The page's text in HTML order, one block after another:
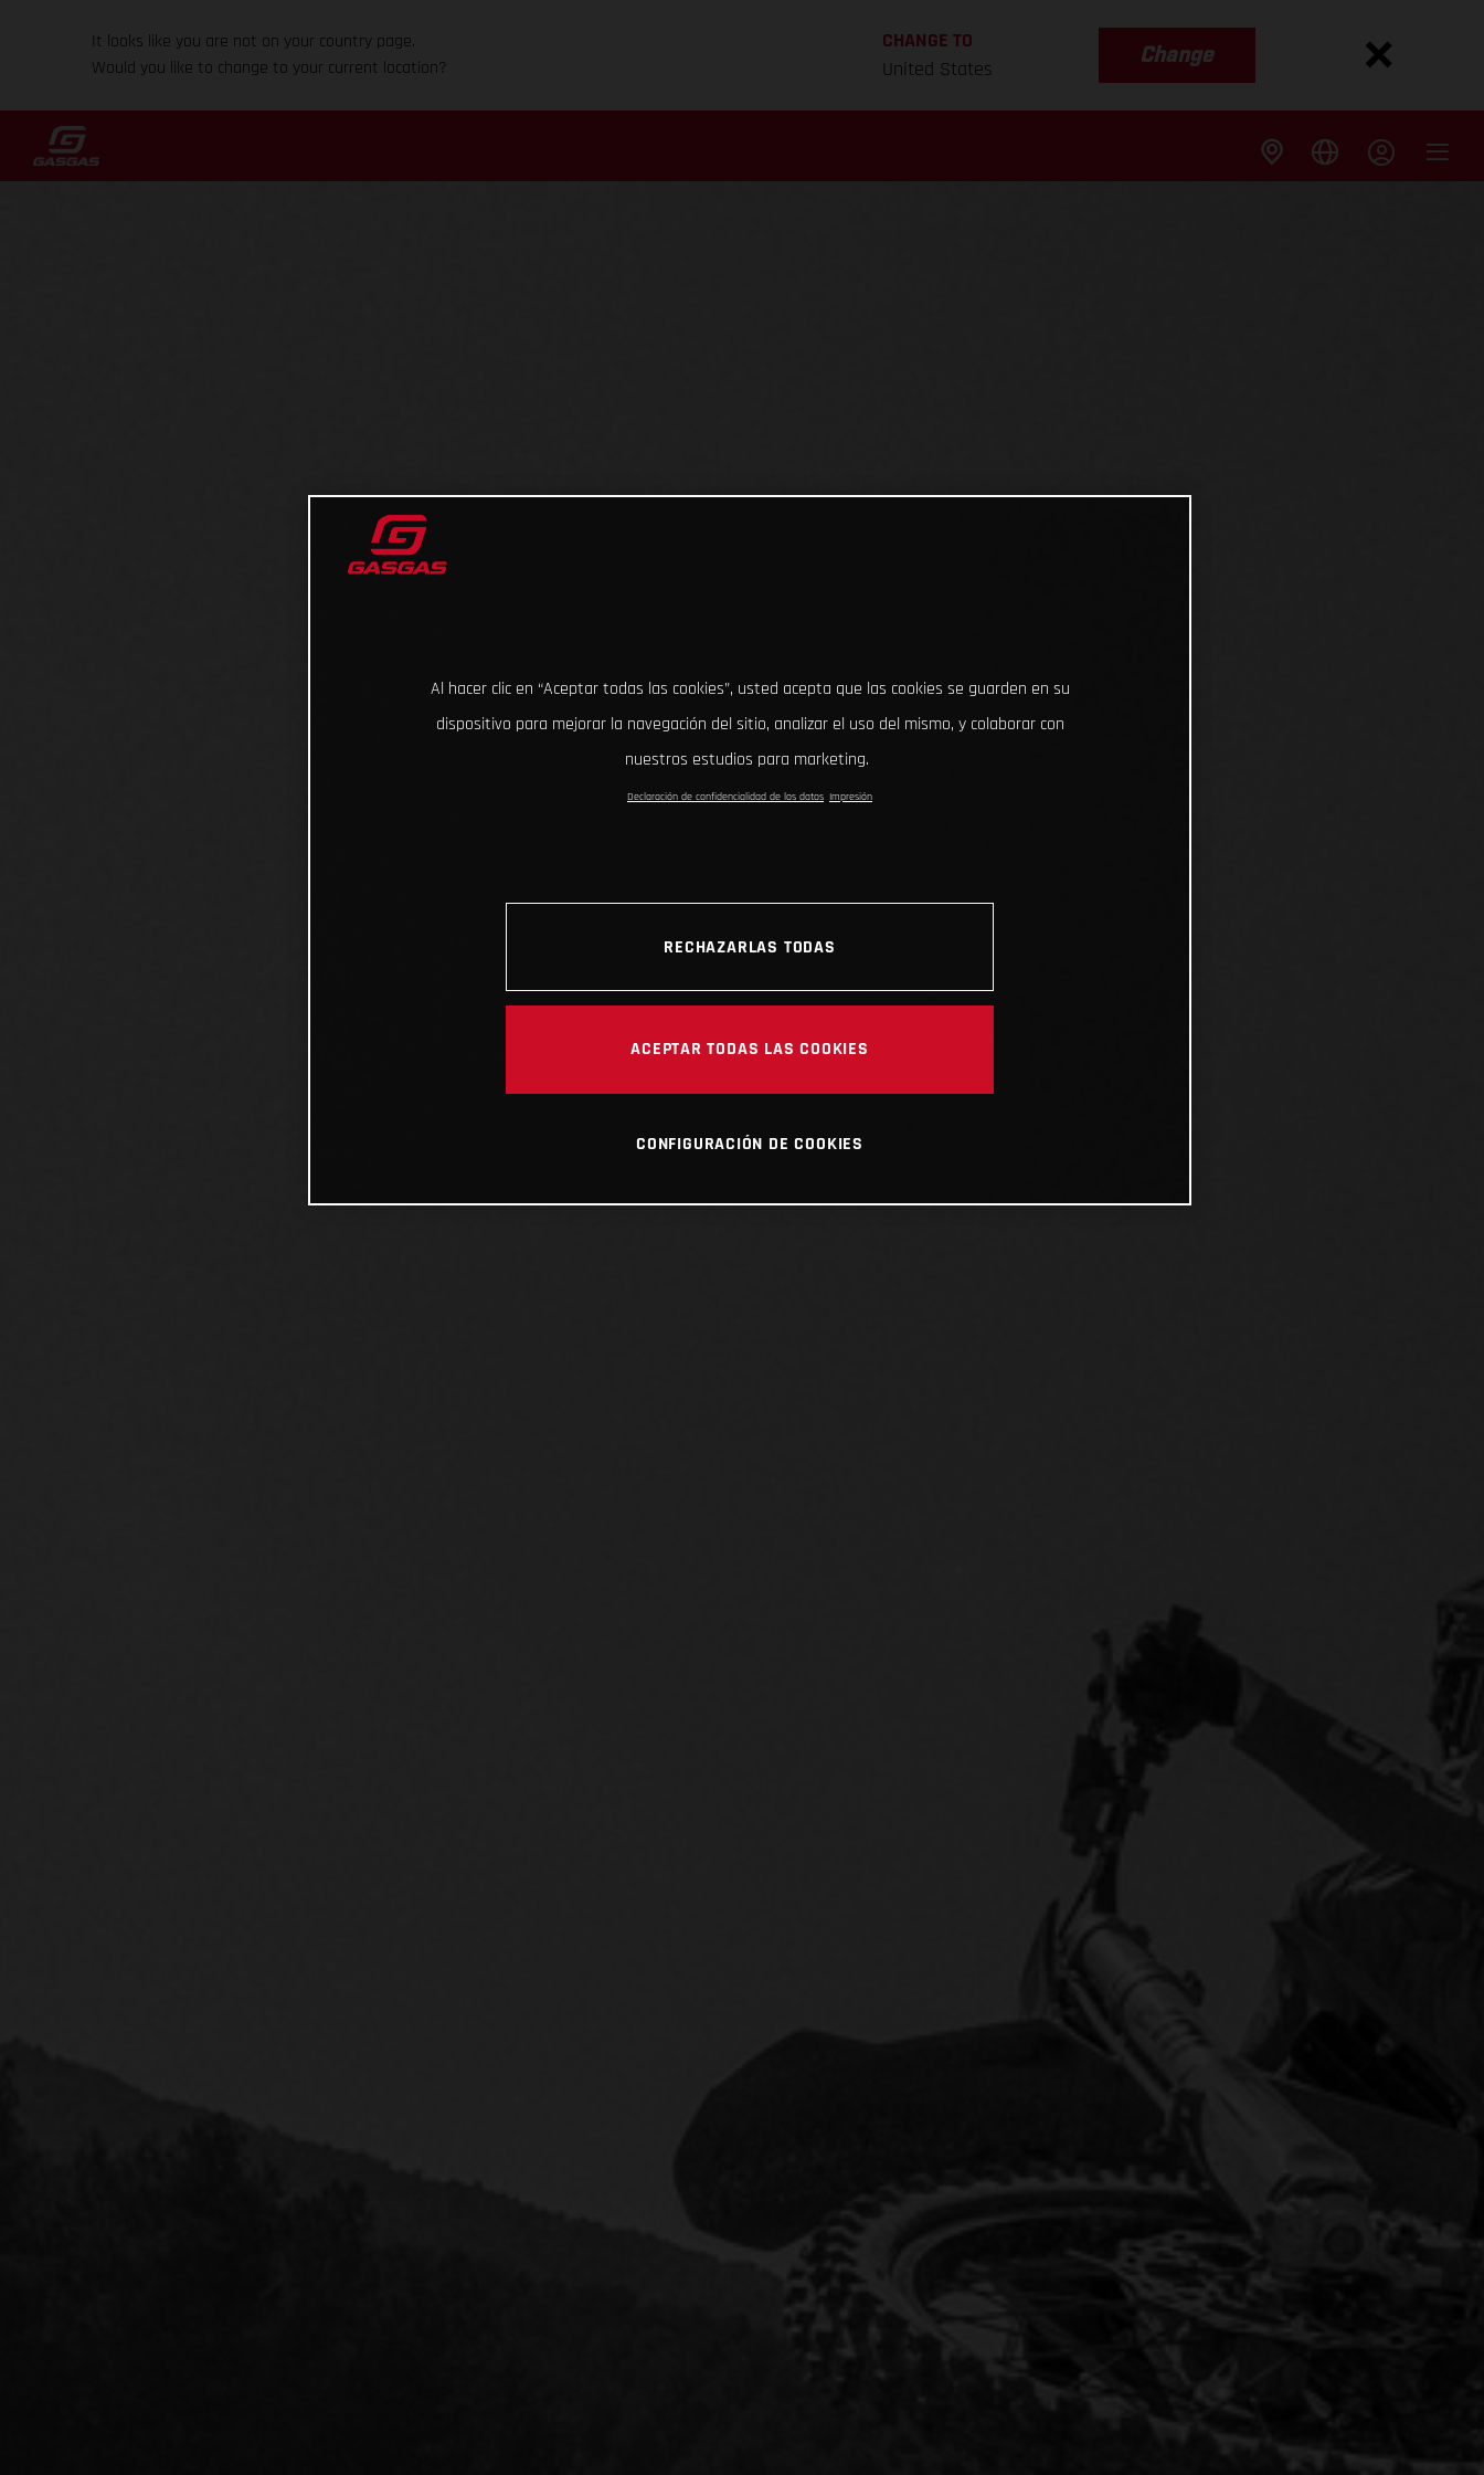
It looks like you are not on your country page.
Would you like to change to your current location?
CHANGE TO
United States
Change
Al hacer clic en “Aceptar todas las cookies”, usted acepta que las cookies se guarden en su
dispositivo para mejorar la navegación del sitio, analizar el uso del mismo, y colaborar con
nuestros estudios para marketing.
Declaración de confidencialidad de los datos Impresión
RECHAZARLAS TODAS
ACEPTAR TODAS LAS COOKIES
CONFIGURACIÓN DE COOKIES